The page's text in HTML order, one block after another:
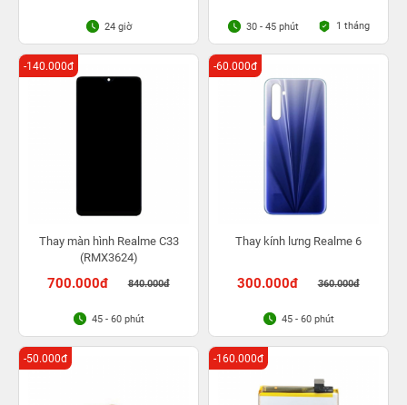
24 giờ 30 - 45 phút 1 tháng
Thay màn hình Realme C33
(RMX3624)
700.000đ 840.000đ
-140.000đ
45 - 60 phút
Thay kính lưng Realme 6
300.000đ 360.000đ
-60.000đ
45 - 60 phút
-50.000đ -160.000đ